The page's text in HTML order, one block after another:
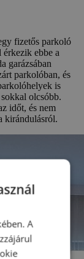
fizetős parkoló
érkezik ebbe a
garázsában
parkolóban, és
is
olcsóbb.
időt, és nem
kirándulásról.
A